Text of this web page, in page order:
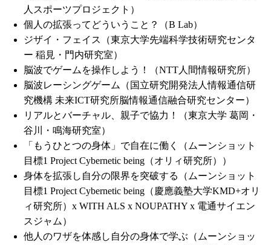
人スポーツプロジェクト）
個人の拡張ってどういうこと？（B Lab）
ジザイ・フェイス（東京大学先端科学技術研究センタ
ー 稲見・門内研究室）
脳波でゲームを操作しよう！（NTT人間情報研究所）
脳波レーシングゲーム（国立研究開発法人情報通信研
究機構 未来ICT研究所脳情報通信融合研究センター）
リアルとバーチャル、親子で協力！（東京大学 葛岡・
谷川・鳴海研究室）
「もうひとつの身体」で自在に働く（ムーンショット
目標1 Project Cybernetic being（オリィ研究所））
身体を拡張し自分の限界を突破する（ムーンショット
目標1 Project Cybernetic being（慶應義塾大学KMD+オリ
ィ研究所）x WITH ALS x NOUPATHY x 電通サイエン
スジャム）
他人のワザを体感し自分の身体で学ぶ（ムーンショッ